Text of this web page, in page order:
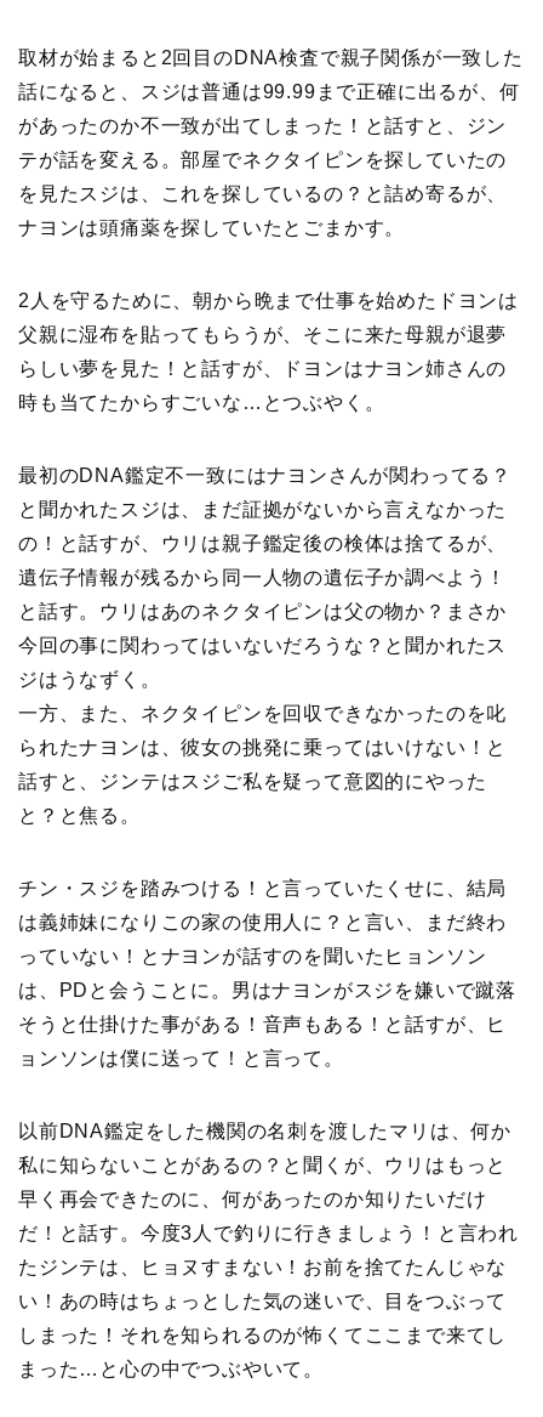
取材が始まると2回目のDNA検査で親子関係が一致した
話になると、スジは普通は99.99まで正確に出るが、何
があったのか不一致が出てしまった！と話すと、ジン
テが話を変える。部屋でネクタイピンを探していたの
を見たスジは、これを探しているの？と詰め寄るが、
ナヨンは頭痛薬を探していたとごまかす。
2人を守るために、朝から晩まで仕事を始めたドヨンは
父親に湿布を貼ってもらうが、そこに来た母親が退夢
らしい夢を見た！と話すが、ドヨンはナヨン姉さんの
時も当てたからすごいな…とつぶやく。
最初のDNA鑑定不一致にはナヨンさんが関わってる？
と聞かれたスジは、まだ証拠がないから言えなかった
の！と話すが、ウリは親子鑑定後の検体は捨てるが、
遺伝子情報が残るから同一人物の遺伝子か調べよう！
と話す。ウリはあのネクタイピンは父の物か？まさか
今回の事に関わってはいないだろうな？と聞かれたス
ジはうなずく。
一方、また、ネクタイピンを回収できなかったのを叱
られたナヨンは、彼女の挑発に乗ってはいけない！と
話すと、ジンテはスジご私を疑って意図的にやった
と？と焦る。
チン・スジを踏みつける！と言っていたくせに、結局
は義姉妹になりこの家の使用人に？と言い、まだ終わ
っていない！とナヨンが話すのを聞いたヒョンソン
は、PDと会うことに。男はナヨンがスジを嫌いで蹴落
そうと仕掛けた事がある！音声もある！と話すが、ヒ
ョンソンは僕に送って！と言って。
以前DNA鑑定をした機関の名刺を渡したマリは、何か
私に知らないことがあるの？と聞くが、ウリはもっと
早く再会できたのに、何があったのか知りたいだけ
だ！と話す。今度3人で釣りに行きましょう！と言われ
たジンテは、ヒョヌすまない！お前を捨てたんじゃな
い！あの時はちょっとした気の迷いで、目をつぶって
しまった！それを知られるのが怖くてここまで来てし
まった…と心の中でつぶやいて。